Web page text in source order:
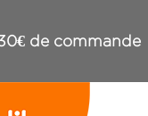
de commande